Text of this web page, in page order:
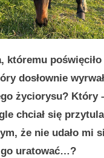
któremu
dosłownie
życiorysu? Który
chciał się
że nie udało mi
go uratować…?